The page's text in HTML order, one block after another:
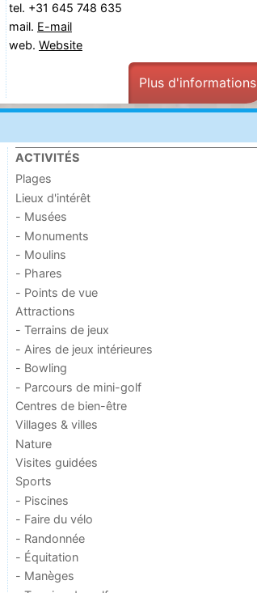
tel. +31 645 748 635
mail. E-mail
web. Website
Plus d'informations
ACTIVITÉS
Plages
Lieux d'intérêt
- Musées
- Monuments
- Moulins
- Phares
- Points de vue
Attractions
- Terrains de jeux
- Aires de jeux intérieures
- Bowling
- Parcours de mini-golf
Centres de bien-être
Villages & villes
Nature
Visites guidées
Sports
- Piscines
- Faire du vélo
- Randonnée
- Équitation
- Manèges